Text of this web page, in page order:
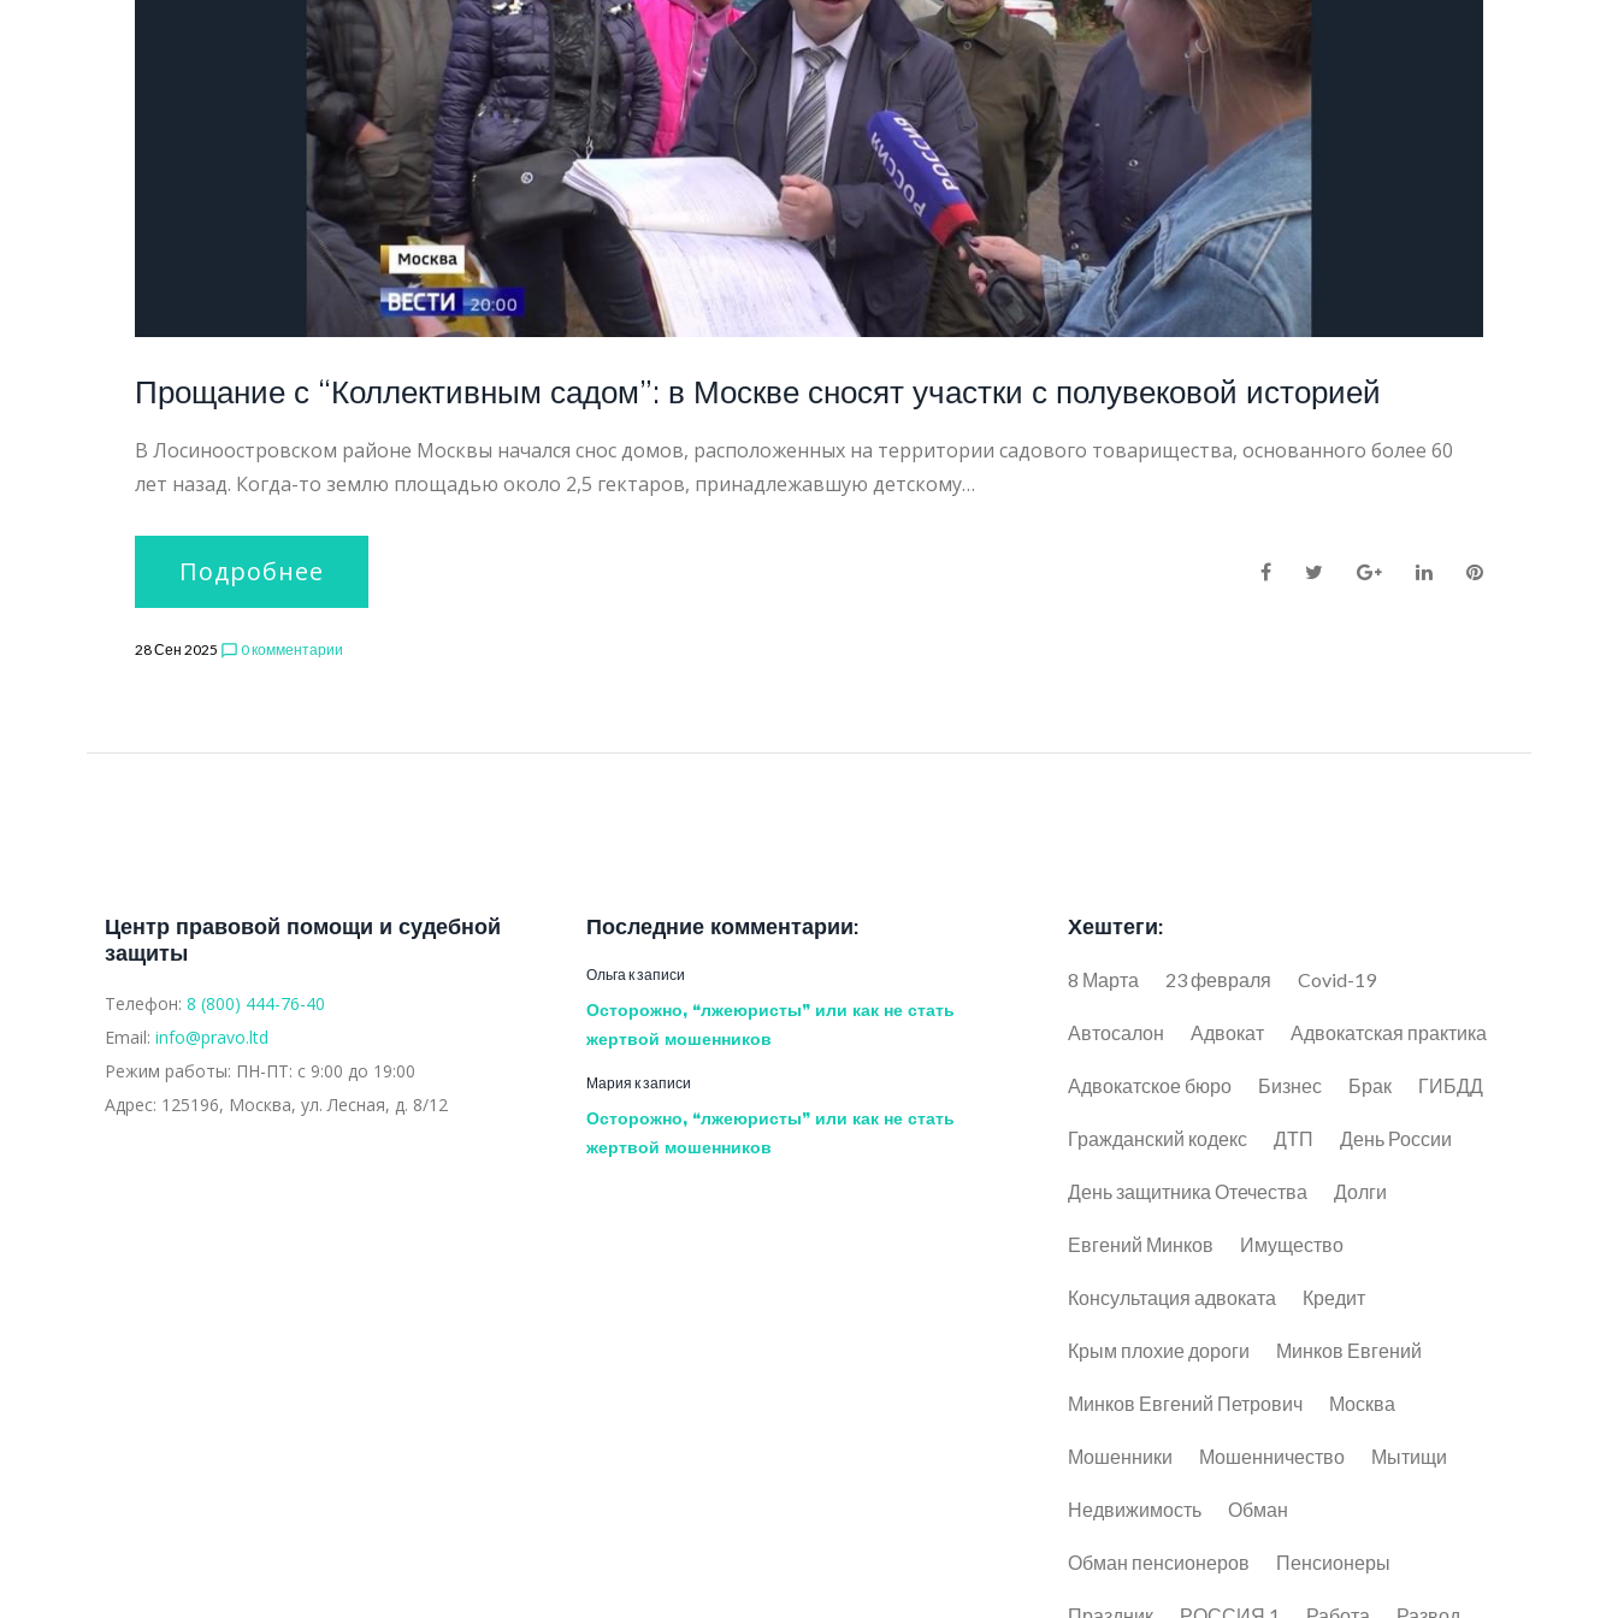
Прощание с “Коллективным садом”: в Москве сносят участки с полувековой историей
В Лосиноостровском районе Москвы начался снос домов, расположенных на территории садового товарищества, основанного более 60
лет назад. Когда-то землю площадью около 2,5 гектаров, принадлежавшую детскому…
Подробнее FacebookTwitter Google+LinkedIn
28 Сен 2025 chat_bubble_outline 0 комментарии
Центр правовой помощи и судебной
защиты
Телефон: 8 (800) 444-76-40
Email: info@pravo.ltd
Режим работы: ПН-ПТ: с 9:00 до 19:00
Адрес: 125196, Москва, ул. Лесная, д. 8/12
Последние комментарии:
Ольга к записи
Осторожно, “лжеюристы” или как не стать
жертвой мошенников
Мария к записи
Осторожно, “лжеюристы” или как не стать
жертвой мошенников
Хештеги:
8 Марта 23 февраля Covid-19
Автосалон Адвокат Адвокатская практика
Адвокатское бюро Бизнес Брак ГИБДД
Гражданский кодекс ДТП День России
День защитника Отечества Долги
Евгений Минков Имущество
Консультация адвоката Кредит
Крым плохие дороги Минков Евгений
Минков Евгений Петрович Москва
Мошенники Мошенничество Мытищи
Недвижимость Обман
Обман пенсионеров Пенсионеры